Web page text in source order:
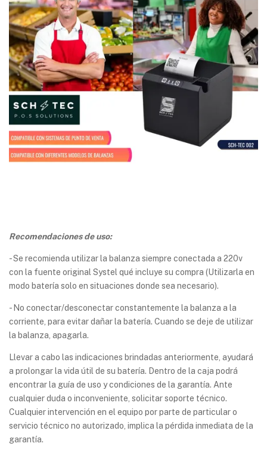
Recomendaciones de uso:
- Se recomienda utilizar la balanza siempre conectada a 220v
con la fuente original Systel qué incluye su compra (Utilizarla en
modo batería solo en situaciones donde sea necesario).
- No conectar/desconectar constantemente la balanza a la
corriente, para evitar dañar la batería. Cuando se deje de utilizar
la balanza, apagarla.
Llevar a cabo las indicaciones brindadas anteriormente, ayudará
a prolongar la vida útil de su batería. Dentro de la caja podrá
encontrar la guía de uso y condiciones de la garantía. Ante
cualquier duda o inconveniente, solicitar soporte técnico.
Cualquier intervención en el equipo por parte de particular o
servicio técnico no autorizado, implica la pérdida inmediata de la
garantía.